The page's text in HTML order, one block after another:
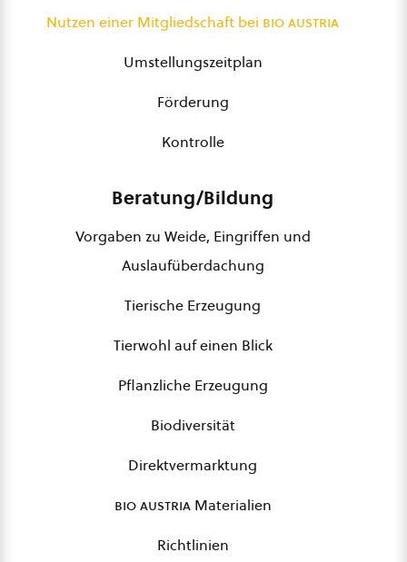
Nutzen einer Mitgliedschaft bei bio austria
Umstellungszeitplan
Förderung
Kontrolle
Beratung/Bildung
Vorgaben zu Weide, Eingriffen und
Auslaufüberdachung
Tierische Erzeugung
Tierwohl auf einen Blick
Pflanzliche Erzeugung
Biodiversität
Direktvermarktung
bio austriaMaterialien
Richtlinien